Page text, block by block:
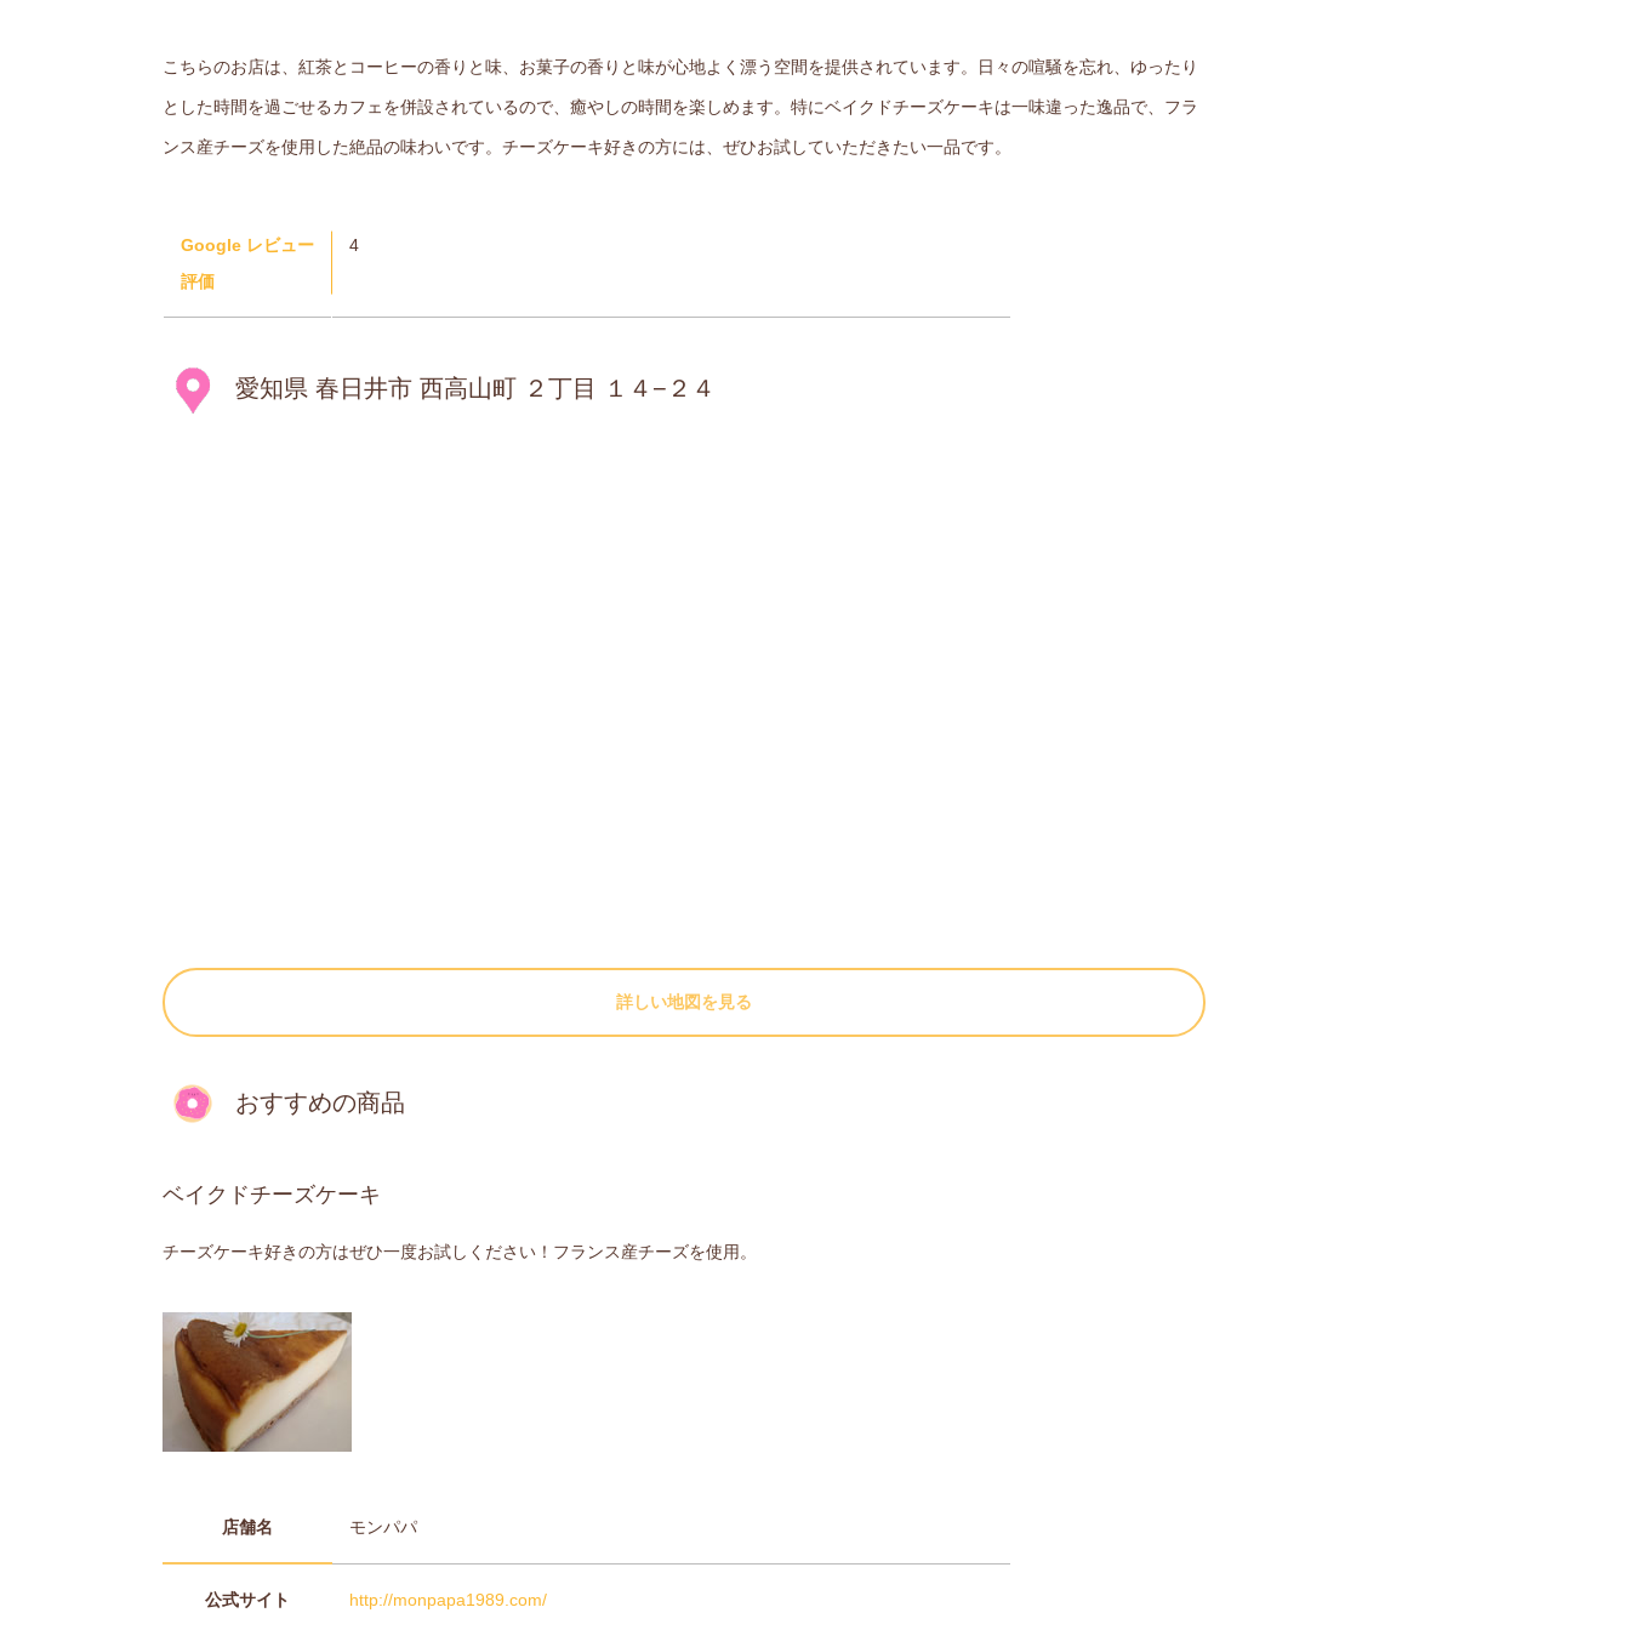
こちらのお店は、紅茶とコーヒーの香りと味、お菓子の香りと味が心地よく漂う空間を提供されています。日々の喧騒を忘れ、ゆったり
とした時間を過ごせるカフェを併設されているので、癒やしの時間を楽しめます。特にベイクドチーズケーキは一味違った逸品で、フラ
ンス産チーズを使用した絶品の味わいです。チーズケーキ好きの方には、ぜひお試していただきたい一品です。
Google レビュー
評価
4
愛知県 春日井市 西高山町 ２丁目 １４−２４
詳しい地図を見る
おすすめの商品
ベイクドチーズケーキ
チーズケーキ好きの方はぜひ一度お試しください！フランス産チーズを使用。
店舗名 モンパパ
公式サイト http://monpapa1989.com/